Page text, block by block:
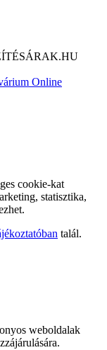
Online
cookie-kat
statisztika,
talál.
weboldalak